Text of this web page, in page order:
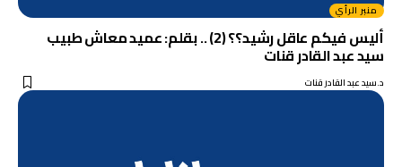
منبر الرأي
أليس فيكم عاقل رشيد؟؟ (2) .. بقلم: عميد معاش طبيب
سيد عبد القادر قنات
د.سيد عبد القادر قنات